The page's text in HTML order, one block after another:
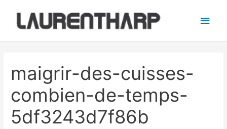
contenu
maigrir-des-cuisses-
combien-de-temps-
5df3243d7f86b
articles